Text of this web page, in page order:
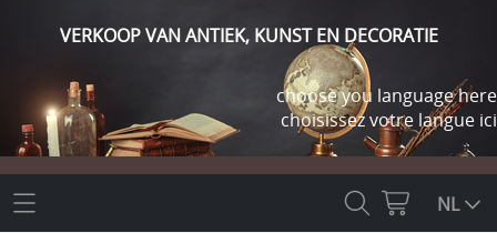
VERKOOP VAN ANTIEK, KUNST EN DECORATIE
choose you language here
choisissez votre langue ici
THE RETROHOUSE NL